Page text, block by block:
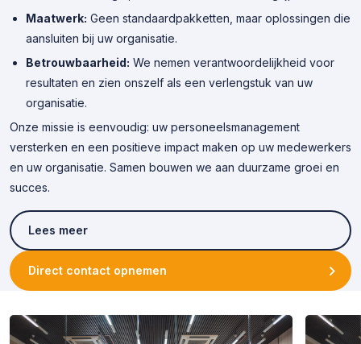
Maatwerk: Geen standaardpakketten, maar oplossingen die
aansluiten bij uw organisatie.
Betrouwbaarheid: We nemen verantwoordelijkheid voor
resultaten en zien onszelf als een verlengstuk van uw
organisatie.
Onze missie is eenvoudig: uw personeelsmanagement
versterken en een positieve impact maken op uw medewerkers
en uw organisatie. Samen bouwen we aan duurzame groei en
succes.
Lees meer
Direct contact opnemen